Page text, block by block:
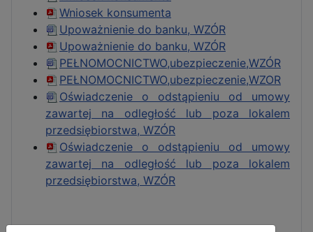
Wniosek konsumenta
Upoważnienie do banku, WZÓR
Upoważnienie do banku, WZÓR
PEŁNOMOCNICTWO,ubezpieczenie,WZÓR
PEŁNOMOCNICTWO,ubezpieczenie,WZOR
Oświadczenie o odstąpieniu od umowy
zawartej na odległość lub poza lokalem
przedsiębiorstwa, WZÓR
Oświadczenie o odstąpieniu od umowy
zawartej na odległość lub poza lokalem
przedsiębiorstwa, WZÓR